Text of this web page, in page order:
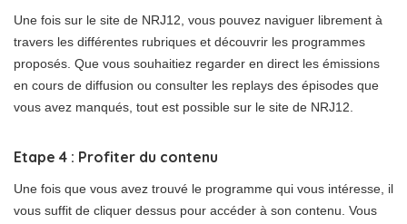
Une fois sur le site de NRJ12, vous pouvez naviguer librement à
travers les différentes rubriques et découvrir les programmes
proposés. Que vous souhaitiez regarder en direct les émissions
en cours de diffusion ou consulter les replays des épisodes que
vous avez manqués, tout est possible sur le site de NRJ12.
Etape 4 : Profiter du contenu
Une fois que vous avez trouvé le programme qui vous intéresse, il
vous suffit de cliquer dessus pour accéder à son contenu. Vous